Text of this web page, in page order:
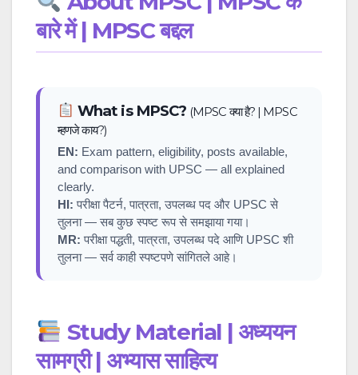
बारे में | MPSC बद्दल
What is MPSC? (MPSC क्या है? | MPSC
म्हणजे काय?)
EN: Exam pattern, eligibility, posts available,
and comparison with UPSC — all explained
clearly.
HI: परीक्षा पैटर्न, पात्रता, उपलब्ध पद और UPSC से
तुलना — सब कुछ स्पष्ट रूप से समझाया गया।
MR: परीक्षा पद्धती, पात्रता, उपलब्ध पदे आणि UPSC शी
तुलना — सर्व काही स्पष्टपणे सांगितले आहे।
Study Material | अध्ययन
सामग्री | अभ्यास साहित्य